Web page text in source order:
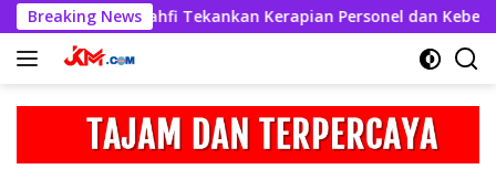
Langsung
ke
konten
Breaking News
Askhabul Kahfi Tekankan Kerapian Personel dan